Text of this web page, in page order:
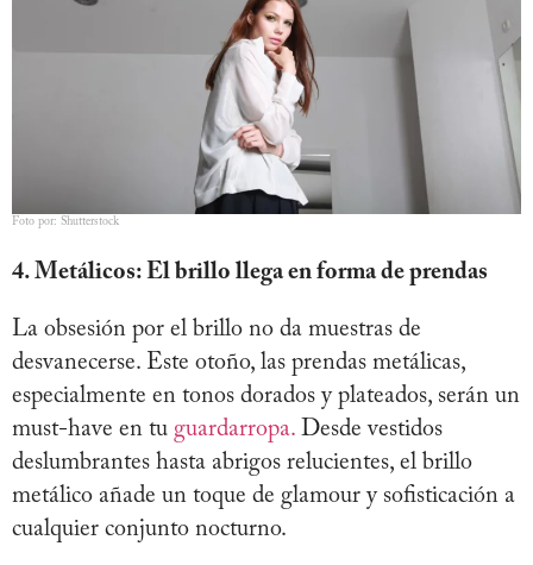
Foto por: Shutterstock
4. Metálicos: El brillo llega en forma de prendas
La obsesión por el brillo no da muestras de
desvanecerse. Este otoño, las prendas metálicas,
especialmente en tonos dorados y plateados, serán un
must-have en tu guardarropa. Desde vestidos
deslumbrantes hasta abrigos relucientes, el brillo
metálico añade un toque de glamour y sofisticación a
cualquier conjunto nocturno.